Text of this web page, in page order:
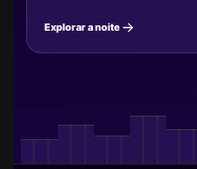
Explorar a noite